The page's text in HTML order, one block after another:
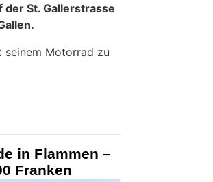
St. Gallerstrasse
seinem Motorrad zu
in Flammen –
Franken